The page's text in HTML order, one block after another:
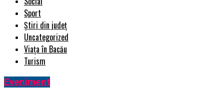
Sport
Știri din județ
Uncategorized
Viața în Bacău
Turism
Eveniment